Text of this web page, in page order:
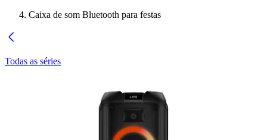
Caixa de som Bluetooth para festas
Todas as séries